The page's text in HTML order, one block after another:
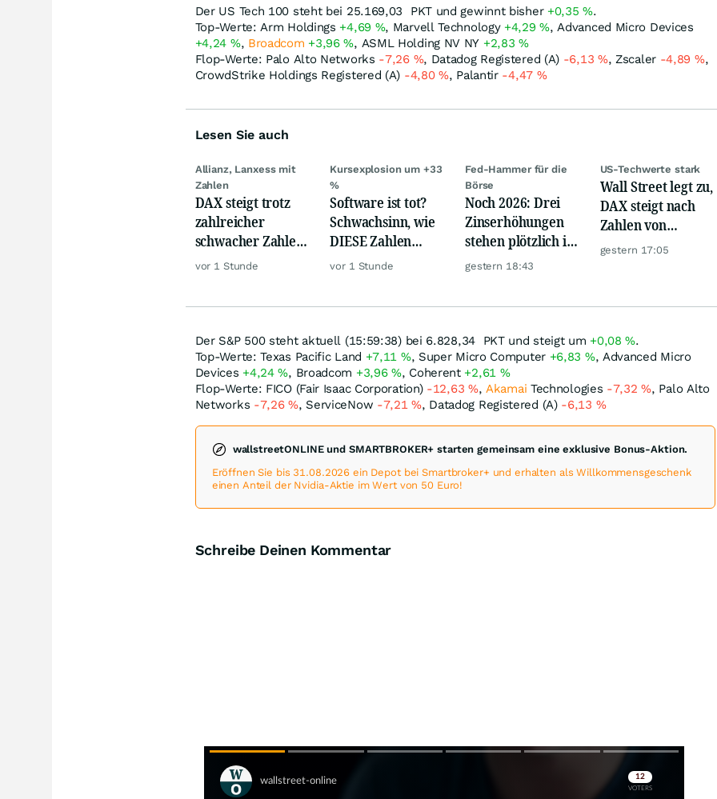
Der US Tech 100 steht bei 25.169,03
PKTund gewinnt bisher +0,35%.
Top-Werte: Arm Holdings +4,69 %, Marvell Technology +4,29%, Advanced Micro Devices
+4,24 %, Broadcom +3,96%, ASML Holding NV NY +2,83%
Flop-Werte: Palo Alto Networks -7,26 %, Datadog Registered (A) -6,13 %, Zscaler -4,89 %,
CrowdStrike Holdings Registered (A) -4,80%, Palantir -4,47 %
Lesen Sie auch
Allianz, Lanxess mit
Zahlen
DAX steigt trotz
zahlreicher
schwacher Zahlen,
Gold und Öl teurer
vor 1 Stunde
Kursexplosion um +33
%
Software ist tot?
Schwachsinn, wie
DIESE Zahlen
zeigen!
vor 1 Stunde
Fed-Hammer für die
Börse
Noch 2026: Drei
Zinserhöhungen
stehen plötzlich im
Raum
gestern 18:43
US-Techwerte stark
Wall Street legt zu,
DAX steigt nach
Zahlen von
Telekom, Henkel
gestern 17:05
Der S&P 500 steht aktuell (15:59:38) bei 6.828,34 PKTund steigt um +0,08%.
Top-Werte: Texas Pacific Land +7,11 %, Super Micro Computer +6,83 %, Advanced Micro
Devices +4,24%, Broadcom +3,96%, Coherent +2,61 %
Flop-Werte: FICO (Fair Isaac Corporation) -12,63 %,Akamai Technologies -7,32%, Palo Alto
Networks -7,26%, ServiceNow -7,21%, Datadog Registered (A) -6,13 %
wallstreetONLINE und SMARTBROKER+ starten gemeinsam eine exklusive Bonus-Aktion.
Eröffnen Sie bis 31.08.2026 ein Depot bei Smartbroker+ und erhalten als Willkommensgeschenk
einen Anteil der Nvidia-Aktie im Wert von 50 Euro!
Schreibe Deinen Kommentar
Skip